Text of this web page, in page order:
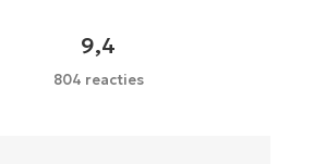
9,4
804 reacties